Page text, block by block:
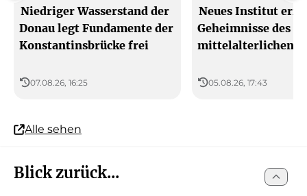
Niedriger Wasserstand der
Donau legt Fundamente der
Konstantinsbrücke frei
07.08.26, 16:25
Neues Institut
Geheimnisse des
mittelalterlichen
05.08.26, 17:43
Alle sehen
Blick zurück...